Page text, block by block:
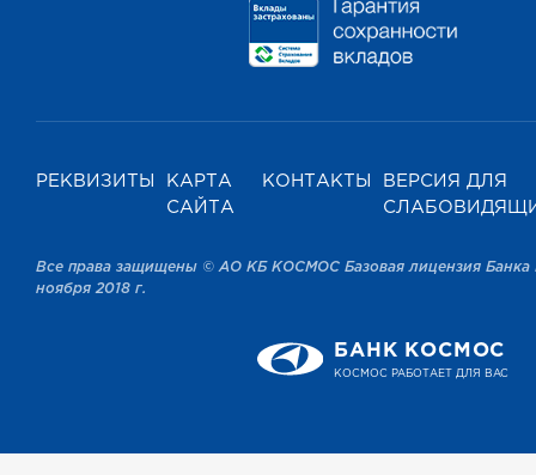
РЕКВИЗИТЫ
КАРТА
САЙТА
КОНТАКТЫ
ВЕРСИЯ ДЛЯ
Все права защищены © АО КБ КОСМОС Базовая лицензия Банка
ноября 2018 г.